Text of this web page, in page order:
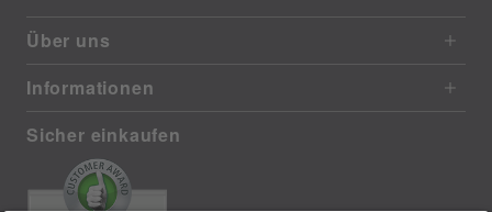
Über uns
Informationen
Sicher einkaufen